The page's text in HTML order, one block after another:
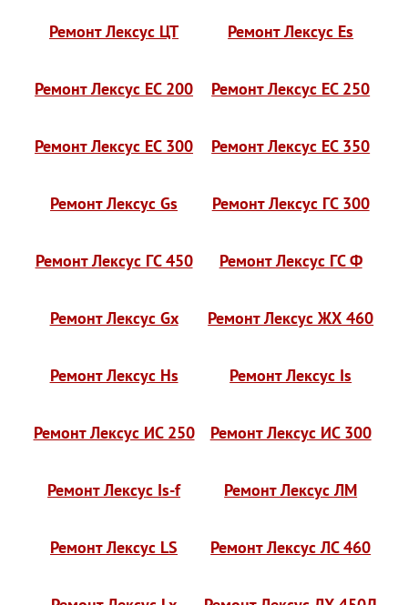
Ремонт Лексус ЦТ Ремонт Лексус Es
Ремонт Лексус ЕС 200 Ремонт Лексус ЕС 250
Ремонт Лексус ЕС 300 Ремонт Лексус ЕС 350
Ремонт Лексус Gs Ремонт Лексус ГС 300
Ремонт Лексус ГС 450 Ремонт Лексус ГС Ф
Ремонт Лексус Gx Ремонт Лексус ЖХ 460
Ремонт Лексус Hs Ремонт Лексус Is
Ремонт Лексус ИС 250 Ремонт Лексус ИС 300
Ремонт Лексус Is-f Ремонт Лексус ЛМ
Ремонт Лексус LS Ремонт Лексус ЛС 460